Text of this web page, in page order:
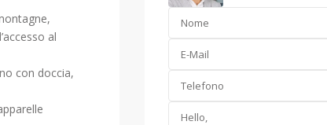
al
con doccia,